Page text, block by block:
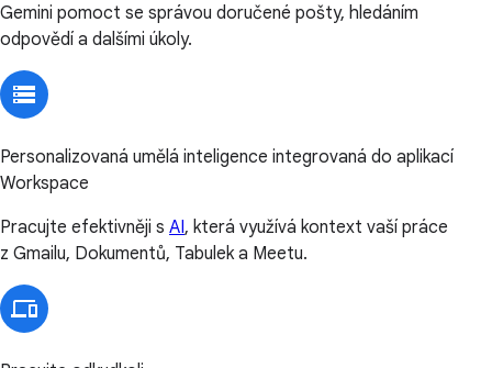
Gemini pomoct se správou doručené pošty, hledáním
odpovědí a dalšími úkoly.
Personalizovaná umělá inteligence integrovaná do aplikací
Workspace
Pracujte efektivněji s AI, která využívá kontext vaší práce
z Gmailu, Dokumentů, Tabulek a Meetu.